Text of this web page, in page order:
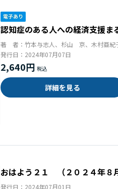
認知症のある人への経済支援ま
著 者： 竹本与志人、杉山 京、木村亜紀
発行日： 2024年07月07日
2,640円
詳細を見る
おはよう２１ （２０２４年８
発行日： 2024年07月01日